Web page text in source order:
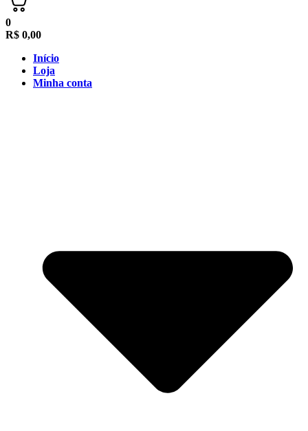
0
R$ 0,00
Início
Loja
Minha conta